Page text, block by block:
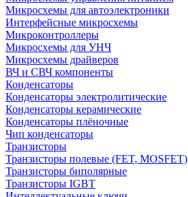
Микросхемы для автоэлектроники
Интерфейсные микросхемы
Микроконтроллеры
Микросхемы для УНЧ
Микросхемы драйверов
ВЧ и СВЧ компоненты
Конденсаторы
Конденсаторы электролитические
Конденсаторы керамические
Конденсаторы плёночные
Чип конденсаторы
Транзисторы
Транзисторы полевые (FET, MOSFET)
Транзисторы биполярные
Транзисторы IGBT